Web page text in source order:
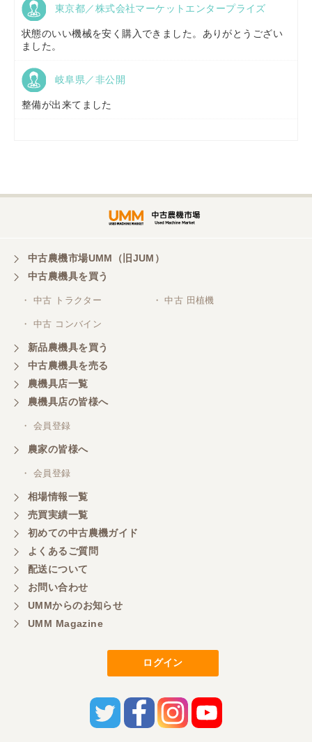
福島県／(有)草野商事
山形県／株式会社ノーキステージ
株式会社トミタモータース
三重県／株式会社 ケイ・エス・エンタープライズ
東京都／株式会社マーケットエンタープライズ
状態のいい機械を安く購入できました。ありがとうござい
ました。
岐阜県／非公開
整備が出来てました
中古農機市場UMM（旧JUM）
中古農機具を買う
・ 中古 トラクター ・ 中古 田植機
・ 中古 コンバイン
新品農機具を買う
中古農機具を売る
農機具店一覧
農機具店の皆様へ
・ 会員登録
農家の皆様へ
・ 会員登録
相場情報一覧
売買実績一覧
初めての中古農機ガイド
よくあるご質問
配送について
お問い合わせ
UMMからのお知らせ
UMM Magazine
ログイン